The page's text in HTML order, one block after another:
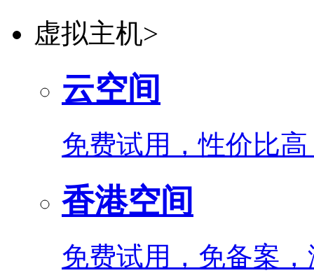
虚拟主机>
云空间
免费试用，性价比
香港空间
免费试用，免备案